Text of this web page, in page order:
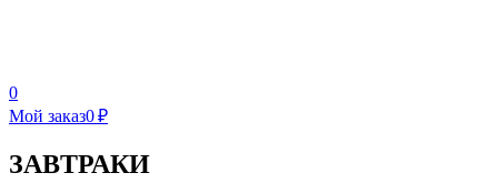
0
Мой заказ0 ₽
ЗАВТРАКИ